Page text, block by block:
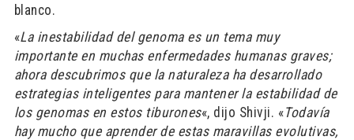
blanco.
«La inestabilidad del genoma es un tema muy
importante en muchas enfermedades humanas graves;
ahora descubrimos que la naturaleza ha desarrollado
estrategias inteligentes para mantener la estabilidad de
los genomas en estos tiburones«, dijo Shivji. «Todavía
hay mucho que aprender de estas maravillas evolutivas,